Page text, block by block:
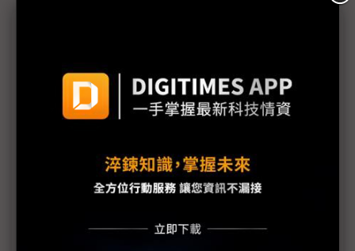
AI互動螢幕助便利店虛實整合 群創再下一城
冬日中透暖意 友達、彩晶營運爬升
瞄準零耗能建築潛力 友達打造美學光電整合解決方